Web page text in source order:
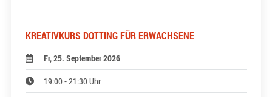
KREATIVKURS DOTTING FÜR ERWACHSENE
Fr, 25. September 2026
19:00 - 21:30 Uhr